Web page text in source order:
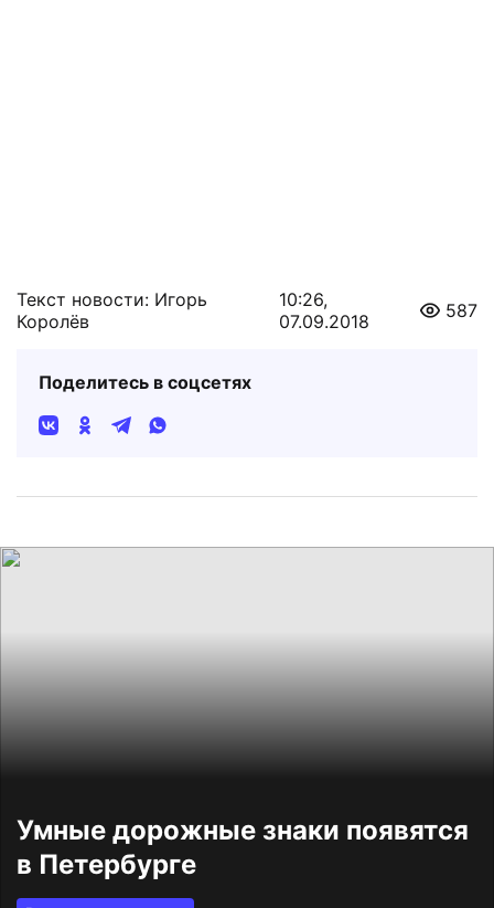
Текст новости: Игорь
Королёв
10:26,
07.09.2018
587
Поделитесь в соцсетях
Умные дорожные знаки появятся
в Петербурге